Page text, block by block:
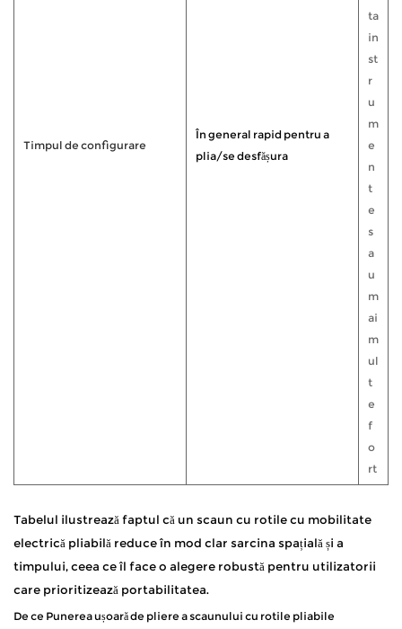
Timpul de configurare
În general rapid pentru a
plia/se desfășura
ta
in
st
r
u
m
e
n
t
e
s
a
u
m
ai
m
ul
t
e
f
o
rt
Tabelul ilustrează faptul că un scaun cu rotile cu mobilitate
electrică pliabilă reduce în mod clar sarcina spațială și a
timpului, ceea ce îl face o alegere robustă pentru utilizatorii
care prioritizează portabilitatea.
De ce Punerea ușoară de pliere a scaunului cu rotile pliabile